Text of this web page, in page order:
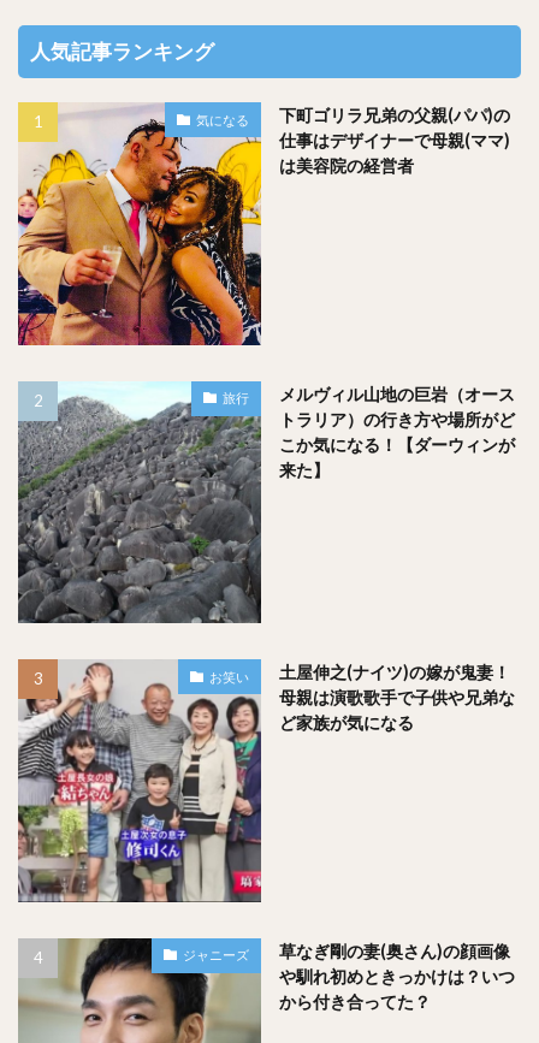
ライン・ギブソン選手の「５５」と言われています。
山内鈴蘭さん、２０１４年６月２日の過去のベストスコアは
「８２」だったので、年を重ねるに連れて実力を上げていま
すね！
今日ゴルフしてきました！そこで、、自己ベスト更新
したんですっ( ´ ▽ ` )ﾉ
スコア前半40、後半42で82！
87から82に更新されました♡♡
嬉しいこととはこの事です♪
本当に本当に嬉しいなぁ！
pic.twitter.com/lvdI6vmEru
— 山内鈴蘭 (@suzuranchan1208)June 2, 2014
そんな山本鈴蘭さん、お父さんとは今も一緒にラウンドを回
られているみたいですね！
山内鈴蘭さん、父親に勝ったりもされるくらいだそうです。
親子ゴルフ⛳️☺️💕
さぁ！！対決です(●´∀`●)#レギュラーから回るよ
人気記事ランキング
気になる
下町ゴリラ兄弟の父親(パパ)の
仕事はデザイナーで母親(ママ)
は美容院の経営者
旅行
メルヴィル山地の巨岩（オース
トラリア）の行き方や場所がど
こか気になる！【ダーウィンが
来た】
お笑い
土屋伸之(ナイツ)の嫁が鬼妻！
母親は演歌歌手で子供や兄弟な
ど家族が気になる
ジャニーズ
草なぎ剛の妻(奥さん)の顔画像
や馴れ初めときっかけは？いつ
から付き合ってた？